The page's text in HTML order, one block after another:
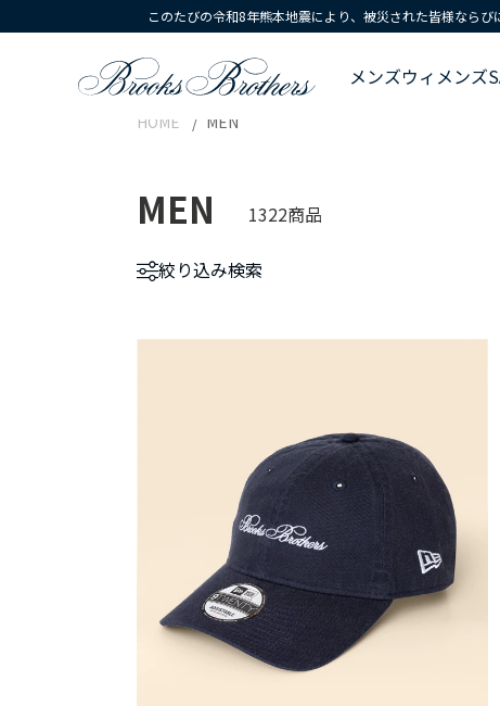
このたびの令和8年熊本地震により、被災された皆様なら
メンズウィメンズ
HOME MEN
MEN 1322商品
絞り込み検索